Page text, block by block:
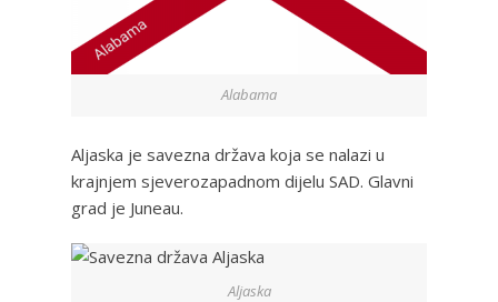
Alabama
Aljaska je savezna država koja se nalazi u
krajnjem sjeverozapadnom dijelu SAD. Glavni
grad je Juneau.
Aljaska